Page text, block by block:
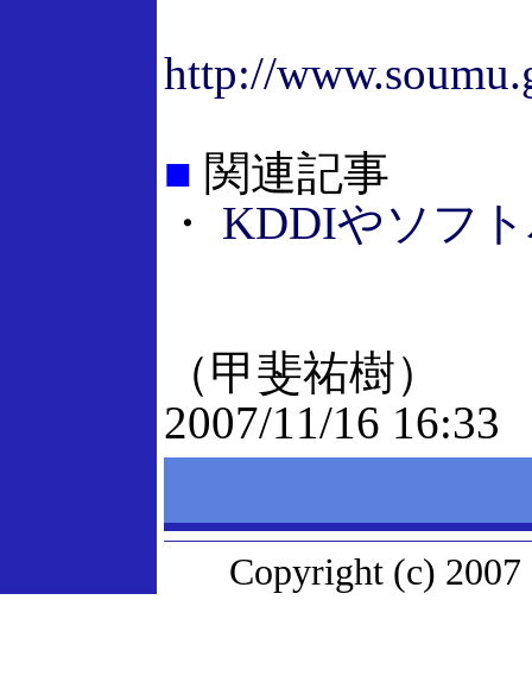
http://
■ 関連記事
・ KDDIやソフ
（甲斐祐樹）
2007/11/16 16:33
Copyright (c) 2007